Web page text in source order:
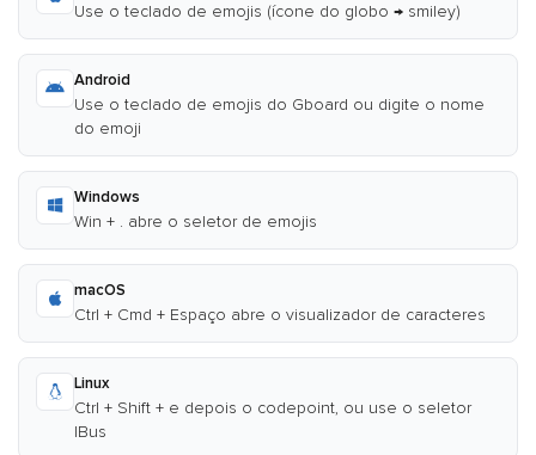
Use o teclado de emojis (ícone do globo → smiley)
Android
Use o teclado de emojis do Gboard ou digite o nome
do emoji
Windows
Win + . abre o seletor de emojis
macOS
Ctrl + Cmd + Espaço abre o visualizador de caracteres
Linux
Ctrl + Shift + e depois o codepoint, ou use o seletor
IBus